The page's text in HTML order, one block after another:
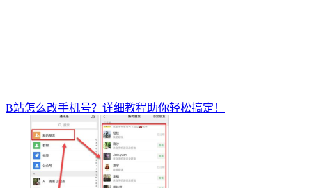
B站怎么改手机号？详细教程助你轻松搞定！